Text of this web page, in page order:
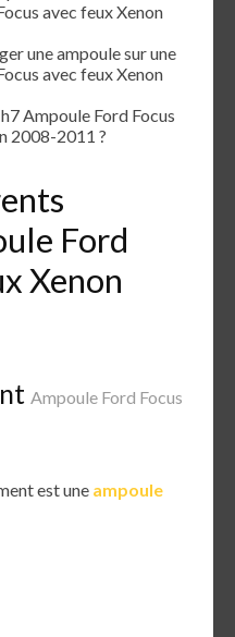
avec feux Xenon
une ampoule sur une
avec feux Xenon
Ampoule Ford Focus
2008-2011 ?
Ford
Xenon
Ampoule Ford Focus
est une ampoule